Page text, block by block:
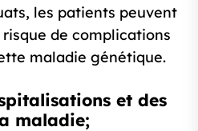
les patients peuvent
de complications
maladie génétique.
et des
maladie;